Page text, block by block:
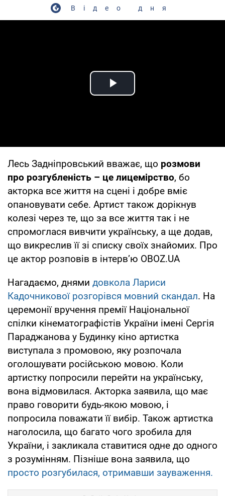
Відео дня
Play Video
Лесь Задніпровський вважає, що розмови
про розгубленість – це лицемірство, бо
акторка все життя на сцені і добре вміє
опановувати себе. Артист також дорікнув
колезі через те, що за все життя так і не
спромоглася вивчити українську, а ще додав,
що викреслив її зі списку своїх знайомих. Про
це актор розповів в інтервʼю OBOZ.UA
Нагадаємо, днями довкола Лариси
Кадочникової розгорівся мовний скандал. На
церемонії вручення премії Національної
спілки кінематографістів України імені Сергія
Параджанова у Будинку кіно артистка
виступала з промовою, яку розпочала
оголошувати російською мовою. Коли
артистку попросили перейти на українську,
вона відмовилася. Акторка заявила, що має
право говорити будь-якою мовою, і
попросила поважати її вибір. Також артистка
наголосила, що багато чого зробила для
України, і закликала ставитися одне до одного
з розумінням. Пізніше вона заявила, що
просто розгубилася, отримавши зауваження.